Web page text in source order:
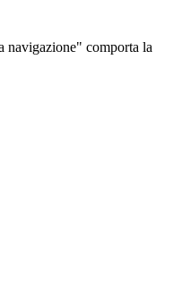
navigazione" comporta la